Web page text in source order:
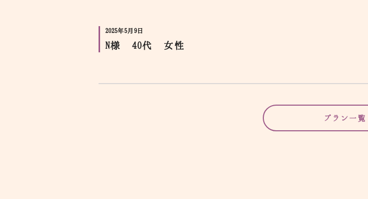
2025年5月9日
N様 40代 女性
プラン一覧